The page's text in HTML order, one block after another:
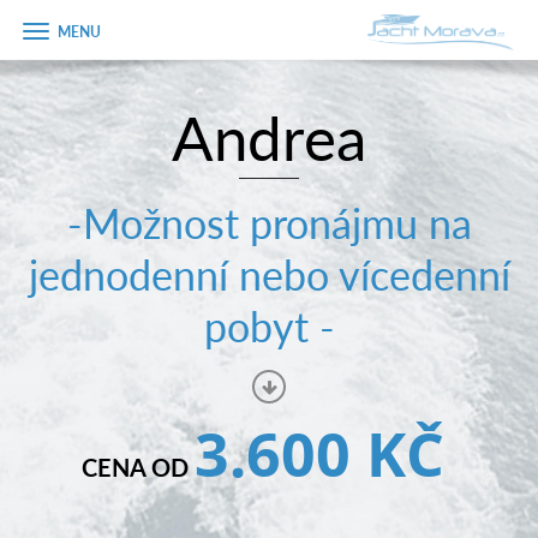
Úvodní strana
Pronájem a ceník
Plán plavby
Tipy na výlet
PRODEJ LODÍ
Zobrazit
menu
Andrea
-Možnost pronájmu na
jednodenní nebo vícedenní
pobyt -
CENA OD3.600 KČ